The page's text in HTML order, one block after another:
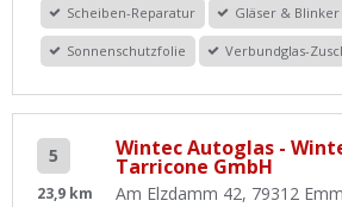
Scheiben-Reparatur Gläser & Blinker
Sonnenschutzfolie Verbundglas-
5
23,9 km
Wintec Autoglas -
Tarricone GmbH
Am Elzdamm 42, 79312